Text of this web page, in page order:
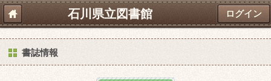
石川県立図書館 ログイン
書誌情報